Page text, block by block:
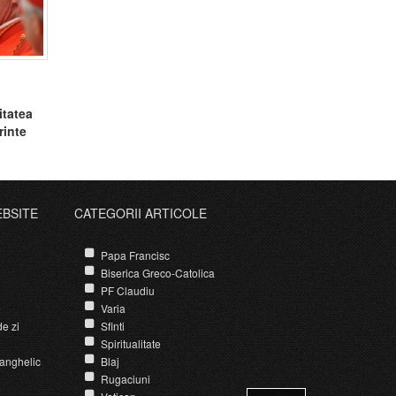
zi
CATEGORII ARTICOLE
Papa Francisc
Biserica Greco-Catolica
PF Claudiu
Varia
Sfinti
Spiritualitate
Blaj
Rugaciuni